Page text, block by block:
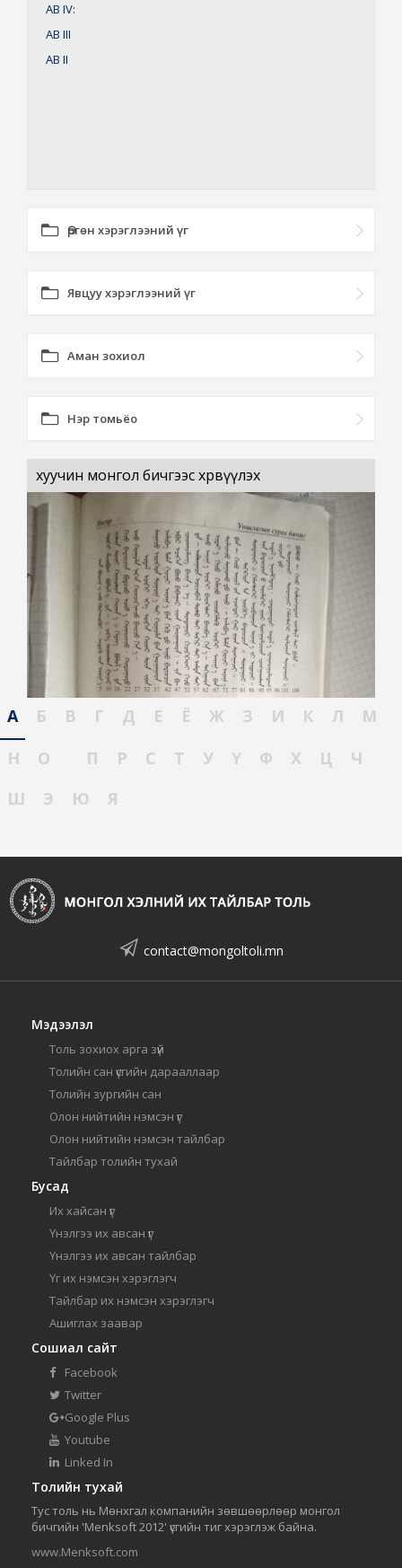
АВ IV:
АВ III
АВ II
Өргөн хэрэглээний үг
Явцуу хэрэглээний үг
Аман зохиол
Нэр томьёо
хуучин монгол бичгээс хөрвүүлэх
А Б В Г Д Е Ё Ж З И К Л
М
Н
О П Р С Т У Ү Ф Х Ц
Ч
Ш
Э Ю Я
contact@mongoltoli.mn
Мэдээлэл
Толь зохиох арга зүй
Толийн сан үсгийн дарааллаар
Толийн зургийн сан
Олон нийтийн нэмсэн үг
Олон нийтийн нэмсэн тайлбар
Тайлбар толийн тухай
Бусад
Их хайсан үг
Үнэлгээ их авсан үг
Үнэлгээ их авсан тайлбар
Үг их нэмсэн хэрэглэгч
Тайлбар их нэмсэн хэрэглэгч
Ашиглах заавар
Сошиал сайт
Facebook
Twitter
Google Plus
Youtube
Linked In
Толийн тухай
Тус толь нь Мөнхгал компанийн зөвшөөрлөөр монгол
бичгийн 'Menksoft 2012' үсгийн тиг хэрэглэж байна.
www.Menksoft.com